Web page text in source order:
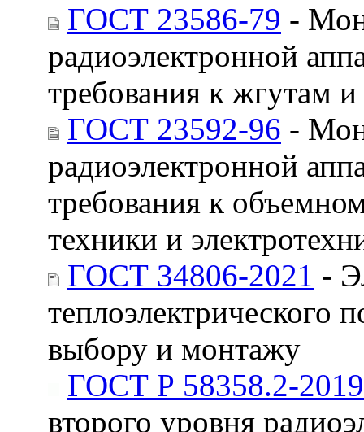
ГОСТ 23586-79 -
радиоэлектронной
требования к жгутам
ГОСТ 23592-96 -
радиоэлектронной
требования к
техники и
ГОСТ 34806-2021 -
теплоэлектрического
выбору и монтажу
ГОСТ Р 58358.2-2019
второго уровня